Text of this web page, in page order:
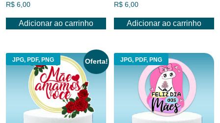
R$ 6,00
Adicionar ao carrinho
R$ 6,00
Adicionar ao carrinho
JPG, PDF, PNG Oferta! JPG, PDF, PNG